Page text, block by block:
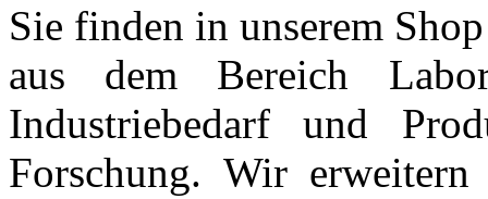
Sie finden in unserem
aus dem Bereich
Industriebedarf und
Forschung. Wir